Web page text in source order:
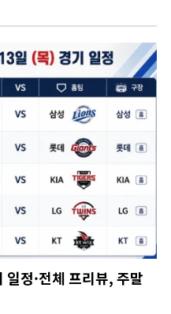
정·전체 프리뷰, 주말